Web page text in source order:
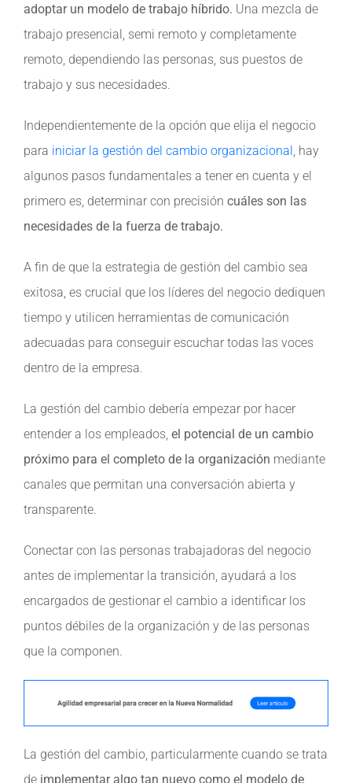
adoptar un modelo de trabajo híbrido. Una mezcla de
trabajo presencial, semi remoto y completamente
remoto, dependiendo las personas, sus puestos de
trabajo y sus necesidades.
Independientemente de la opción que elija el negocio
para iniciar la gestión del cambio organizacional, hay
algunos pasos fundamentales a tener en cuenta y el
primero es, determinar con precisión cuáles son las
necesidades de la fuerza de trabajo.
A fin de que la estrategia de gestión del cambio sea
exitosa, es crucial que los líderes del negocio dediquen
tiempo y utilicen herramientas de comunicación
adecuadas para conseguir escuchar todas las voces
dentro de la empresa.
La gestión del cambio debería empezar por hacer
entender a los empleados, el potencial de un cambio
próximo para el completo de la organización mediante
canales que permitan una conversación abierta y
transparente.
Conectar con las personas trabajadoras del negocio
antes de implementar la transición, ayudará a los
encargados de gestionar el cambio a identificar los
puntos débiles de la organización y de las personas
que la componen.
La gestión del cambio, particularmente cuando se trata
de implementar algo tan nuevo como el modelo de